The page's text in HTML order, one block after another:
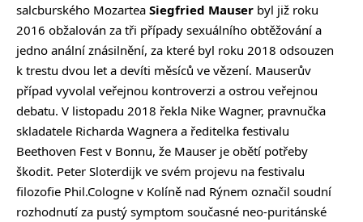
salcburského Mozartea Siegfried Mauser byl již roku
2016 obžalován za tři případy sexuálního obtěžování a
jedno anální znásilnění, za které byl roku 2018 odsouzen
k trestu dvou let a devíti měsíců ve vězení. Mauserův
případ vyvolal veřejnou kontroverzi a ostrou veřejnou
debatu. V listopadu 2018 řekla Nike Wagner, pravnučka
skladatele Richarda Wagnera a ředitelka festivalu
Beethoven Fest v Bonnu, že Mauser je obětí potřeby
škodit. Peter Sloterdijk ve svém projevu na festivalu
filozofie Phil.Cologne v Kolíně nad Rýnem označil soudní
rozhodnutí za pustý symptom současné neo-puritánské